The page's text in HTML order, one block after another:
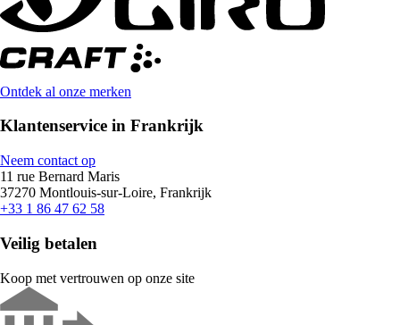
Ontdek al onze merken
Klantenservice in Frankrijk
Neem contact op
11 rue Bernard Maris
37270 Montlouis-sur-Loire, Frankrijk
+33 1 86 47 62 58
Veilig betalen
Koop met vertrouwen op onze site